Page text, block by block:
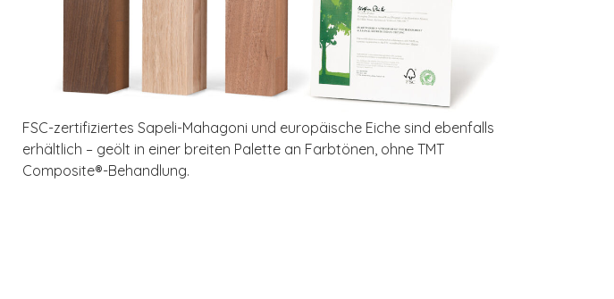
FSC-zertifiziertes Sapeli-Mahagoni und europäische Eiche sind ebenfalls
erhältlich – geölt in einer breiten Palette an Farbtönen, ohne TMT
Composite®-Behandlung.